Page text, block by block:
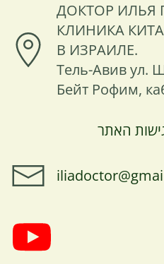
ДОКТОР ИЛЬЯ
КЛИНИКА
В ИЗРАИЛЕ.
Тель-Авив ул.
Бейт Рофим,
האתר